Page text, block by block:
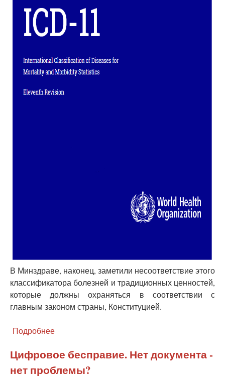
в
Свердловской
области.
Чем
эта
инициатива?
В Минздраве, наконец, заметили несоответствие этого
классификатора болезней и традиционных ценностей,
которые должны охраняться в соответствии с
главным законом страны, Конституцией.
Подробнее
МКБ-11
приостановлено
Цифровое бесправие. Нет документа -
нет проблемы?